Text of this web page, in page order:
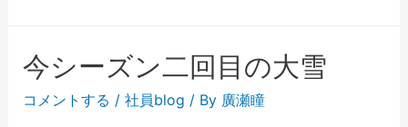
今シーズン二回目の大雪
コメントする / 社員blog / By 廣瀬瞳